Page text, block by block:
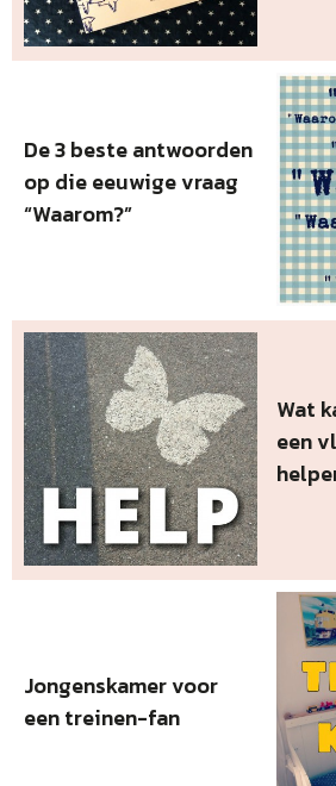
De 3 beste antwoorden
op die eeuwige vraag
“Waarom?”
Wat
een
Jongenskamer voor
een treinen-fan